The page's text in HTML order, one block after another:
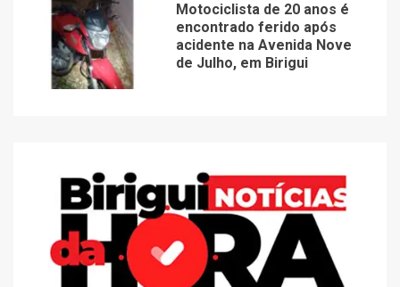
Motociclista de 20 anos é
encontrado ferido após
acidente na Avenida Nove
de Julho, em Birigui